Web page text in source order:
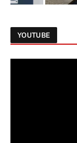
YOUTUBE